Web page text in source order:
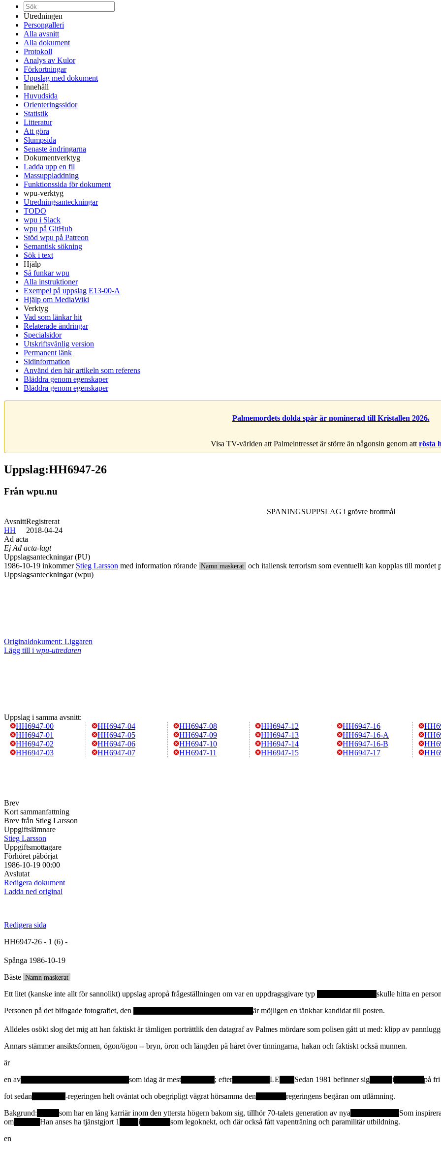
Utredningen
Persongalleri
Alla avsnitt
Alla dokument
Protokoll
Analys av Kulor
Förkortningar
Uppslag med dokument
Innehåll
Huvudsida
Orienteringssidor
Statistik
Litteratur
Att göra
Slumpsida
Senaste ändringarna
Dokumentverktyg
Ladda upp en fil
Massuppladdning
Funktionssida för dokument
wpu-verktyg
Utredningsanteckningar
TODO
wpu i Slack
wpu på GitHub
Stöd wpu på Patreon
Semantisk sökning
Sök i text
Hjälp
Så funkar wpu
Alla instruktioner
Exempel på uppslag E13-00-A
Hjälp om MediaWiki
Verktyg
Vad som länkar hit
Relaterade ändringar
Specialsidor
Utskriftsvänlig version
Permanent länk
Sidinformation
Använd den här artikeln som referens
Bläddra genom egenskaper
Bläddra genom egenskaper
Palmemordets dolda spår är nominerad till Kristallen 2026.
Visa TV-världen att Palmeintresset är större än någonsin genom att rösta
Uppslag:HH6947-26
Från wpu.nu
SPANINGSUPPSLAG i grövre brottmål
Avsnitt
HH
Registrerat
2018-04-24
Ad acta
Ej Ad acta-lagt
Uppslagsanteckningar (PU)
1986-10-19 inkommer Stieg Larsson med information rörande Namn maskerat och italiensk terrorism som eventuellt kan kopplas till mordet
Uppslagsanteckningar (wpu)
Originaldokument: Liggaren
Lägg till i wpu-utredaren
Uppslag i samma avsnitt:
HH6947-00
HH6947-01
HH6947-02
HH6947-03
HH6947-04
HH6947-05
HH6947-06
HH6947-07
HH6947-08
HH6947-09
HH6947-10
HH6947-11
HH6947-12
HH6947-13
HH6947-14
HH6947-15
HH6947-16
HH6947-16-A
HH6947-16-B
HH6947-17
Brev
Kort sammanfattning
Brev från Stieg Larsson
Uppgiftslämnare
Stieg Larsson
Uppgiftsmottagare
Förhöret påbörjat
1986-10-19 00:00
Avslutat
Redigera dokument
Ladda ned original
Redigera sida
HH6947-26 - 1 (6) -
Spånga 1986-10-19
Bäste Namn maskerat
Ett litet (kanske inte allt för sannolikt) uppslag apropå frågeställningen om var en uppdragsgivare typ
skulle hitta en
Personen på det bifogade fotografiet, den
är möjligen en tänkbar kandidat till posten.
Alldeles osökt slog det mig att han faktiskt är tämligen porträttlik den datagraf av Palmes mördare som polisen gått ut med: klipp av
Annars stämmer ansiktsformen, ögon/ögon -- bryn, öron och längden på håret över tinningarna, hakan och faktiskt också munnen.
är
en av
som idag är mest ; efter LE Sedan 1981 befinner sig i
på fri
fot sedan
-regeringen helt oväntat och obegripligt vägrat hörsamma den
regeringens begäran om utlämning.
Bakgrund:
som har en lång karriär inom den yttersta högern bakom sig, tillhör 70-talets generation av nya Som
om
Han anses ha tjänstgjort 1 i
som legoknekt, och där också fått vapenträning och paramilitär utbildning.
en